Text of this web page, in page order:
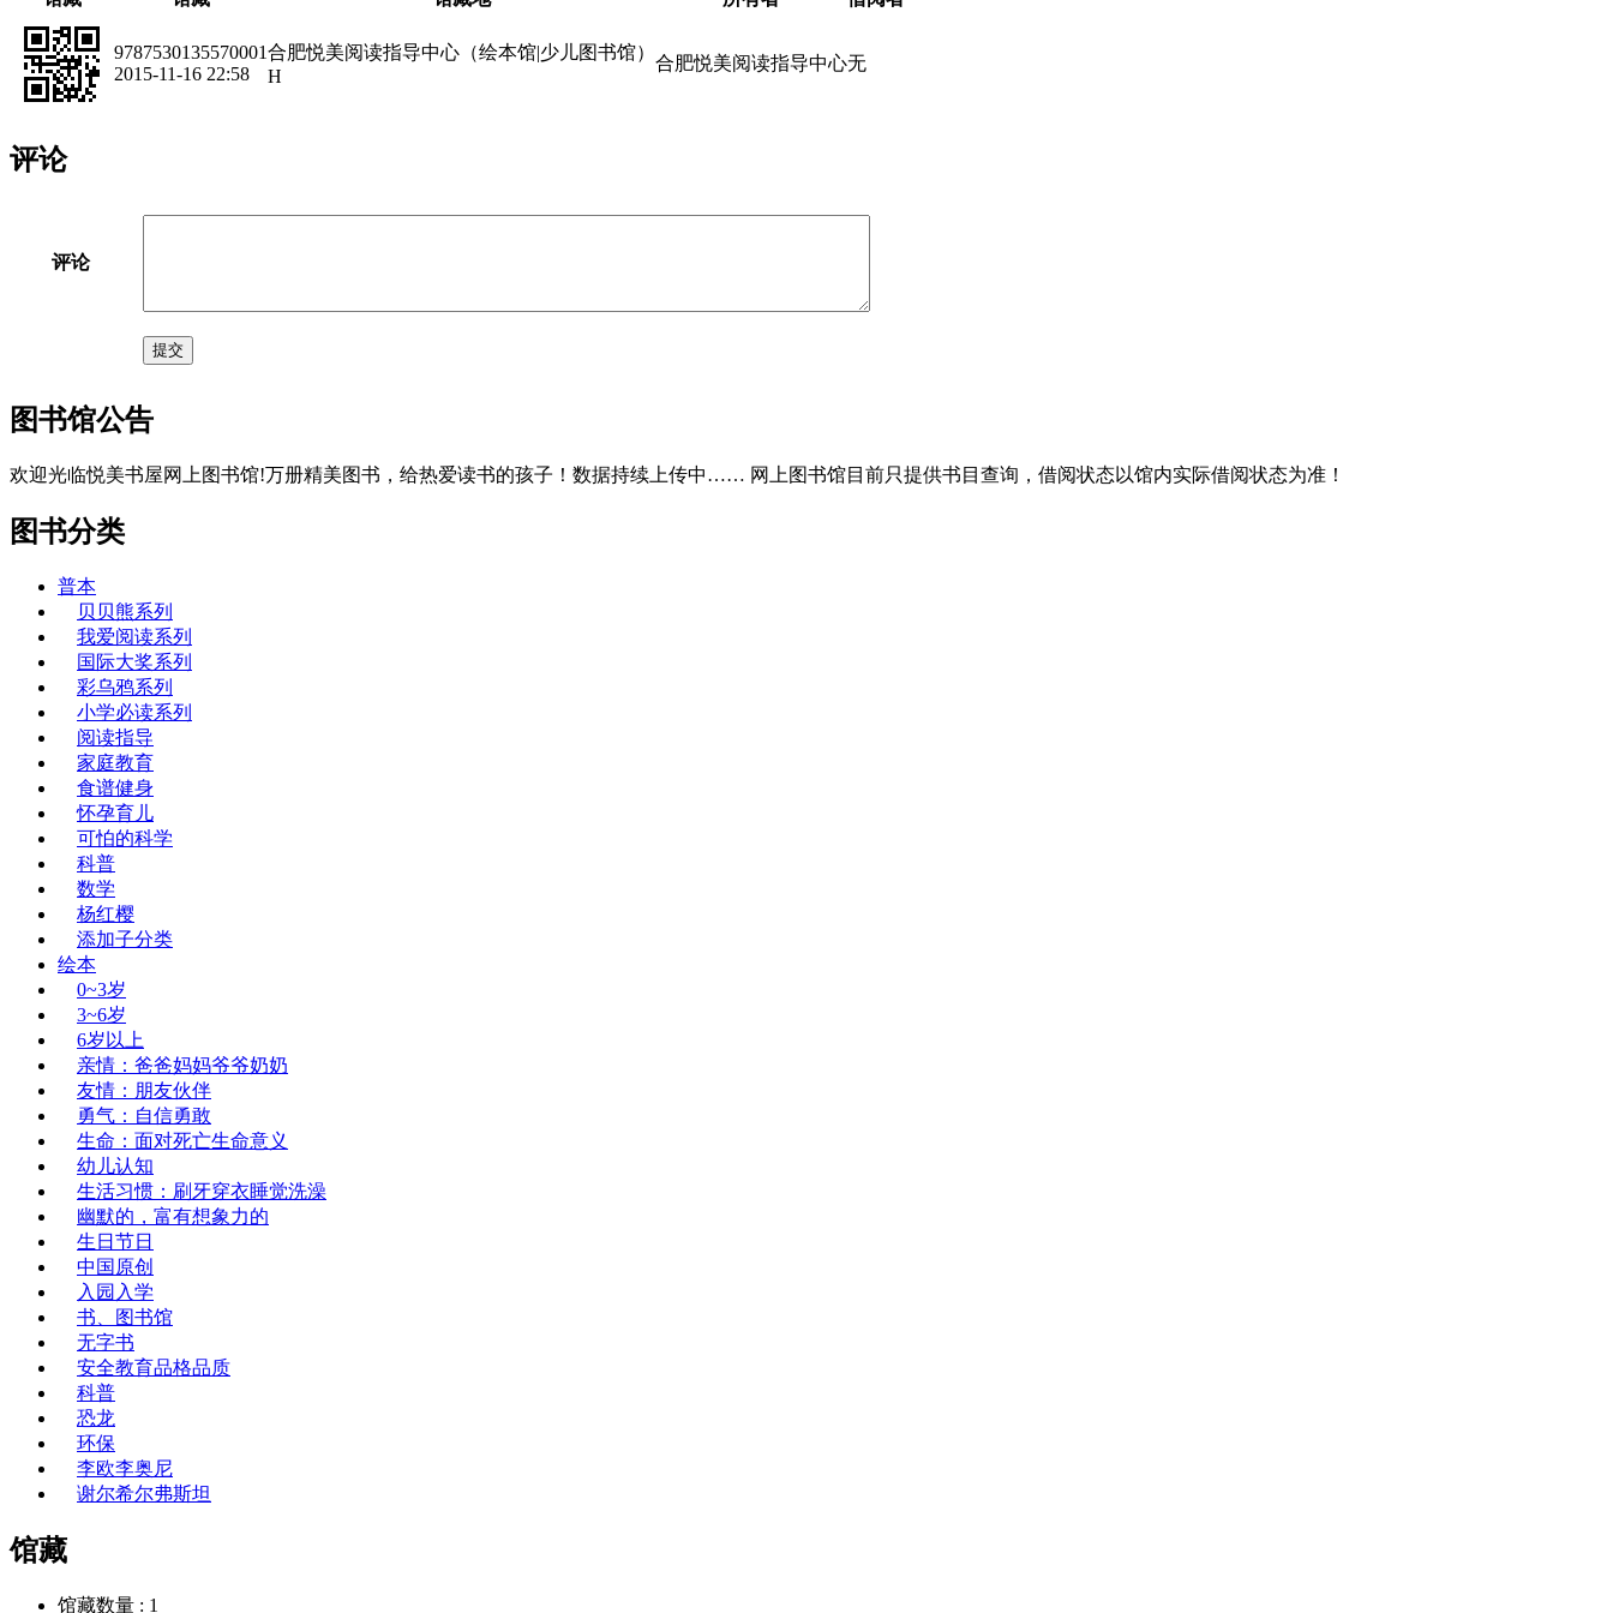
9787530135570001
2015-11-16 22:58
合肥悦美阅读指导中心（绘本馆|少儿图书馆）
H
合肥悦美阅读指导中心无
评论
评论
提交
图书馆公告
欢迎光临悦美书屋网上图书馆!万册精美图书，给热爱读书的孩子！数据持续上传中…… 网上图书馆目前只提供书目查询，借阅状态以馆内实际借阅状态为准！
图书分类
普本
贝贝熊系列
我爱阅读系列
国际大奖系列
彩乌鸦系列
小学必读系列
阅读指导
家庭教育
食谱健身
怀孕育儿
可怕的科学
科普
数学
杨红樱
添加子分类
绘本
0~3岁
3~6岁
6岁以上
亲情：爸爸妈妈爷爷奶奶
友情：朋友伙伴
勇气：自信勇敢
生命：面对死亡生命意义
幼儿认知
生活习惯：刷牙穿衣睡觉洗澡
幽默的，富有想象力的
生日节日
中国原创
入园入学
书、图书馆
无字书
安全教育品格品质
科普
恐龙
环保
李欧李奥尼
谢尔希尔弗斯坦
馆藏
馆藏数量 : 1